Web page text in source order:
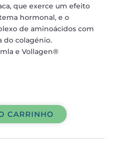
que exerce um efeito
hormonal, e o
de aminoácidos com
do colagénio.
e Vollagen®
CARRINHO